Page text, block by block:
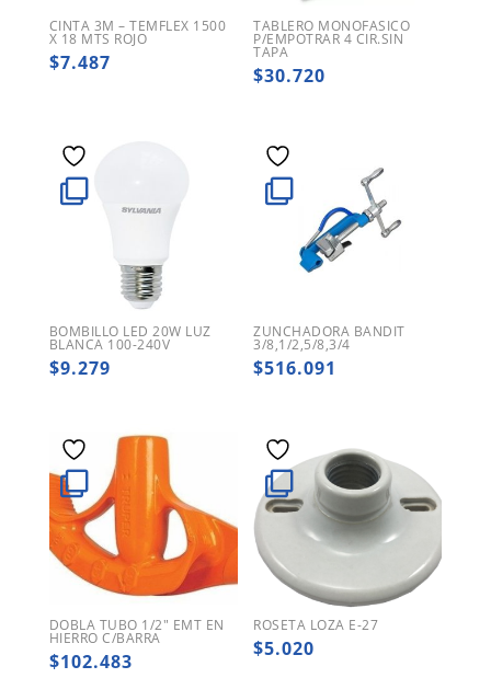
CINTA 3M – TEMFLEX 1500
X 18 MTS ROJO
$7.487
TABLERO MONOFASICO
P/EMPOTRAR 4 CIR.SIN
TAPA
$30.720
BOMBILLO LED 20W LUZ
BLANCA 100-240V
$9.279
ZUNCHADORA BANDIT
3/8,1/2,5/8,3/4
$516.091
DOBLA TUBO 1/2″ EMT EN
HIERRO C/BARRA
$102.483
ROSETA LOZA E-27
$5.020